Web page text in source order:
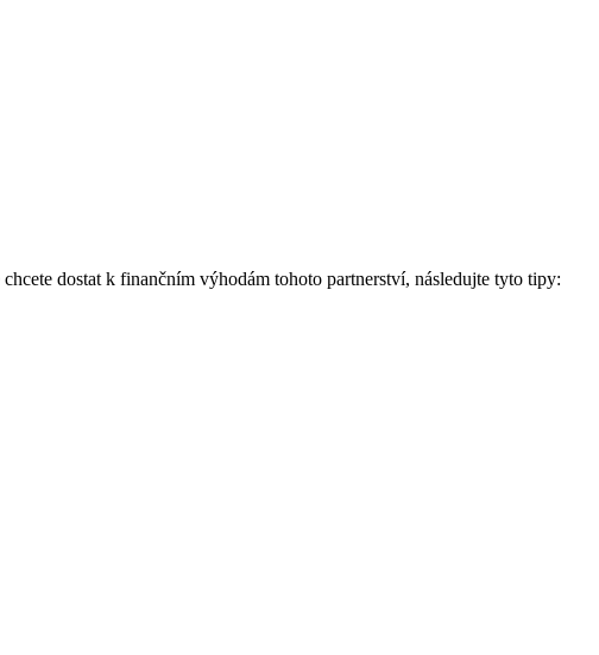
dostat k finančním výhodám tohoto partnerství, následujte tyto tipy: